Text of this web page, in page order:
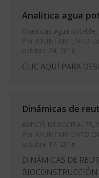
Analítica agua
Analiticas agua potable,
Por AYUNTAMIENTO
octubre 24, 2016
CLIC AQUÍ PARA
Dinámicas de
AVISOS MUNICIPALES,
Por AYUNTAMIENTO
octubre 17, 2016
DINÁMICAS DE